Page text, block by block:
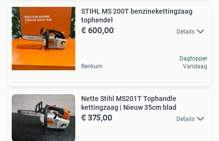
STIHL MS 200T benzinekettingzaag
tophendel
€ 600,00 Details
Renkum
Dagtopper
Vandaag
Nette Stihl MS201T Tophandle
kettingzaag | Nieuw 35cm blad
€ 375,00 Details